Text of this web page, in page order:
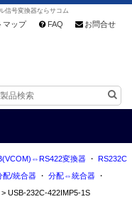
信号変換器ならサコム
マップ FAQ お問合せ
変換器・ RS232C
/統合器・ 分配⇔統合器・
USB-232C-422IMP5-1S